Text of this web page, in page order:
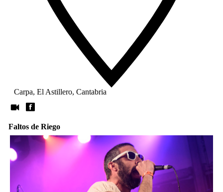
Carpa, El Astillero, Cantabria
Faltos de Riego